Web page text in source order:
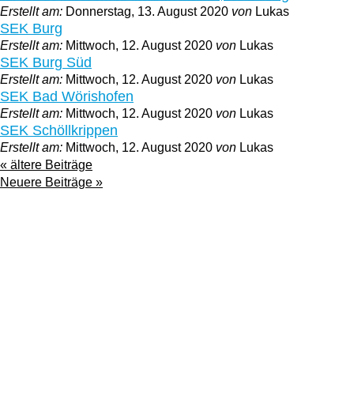
Erstellt am: Donnerstag, 13. August 2020 von Lukas
SEK Burg
Erstellt am: Mittwoch, 12. August 2020 von Lukas
SEK Burg Süd
Erstellt am: Mittwoch, 12. August 2020 von Lukas
SEK Bad Wörishofen
Erstellt am: Mittwoch, 12. August 2020 von Lukas
SEK Schöllkrippen
Erstellt am: Mittwoch, 12. August 2020 von Lukas
« ältere Beiträge
Neuere Beiträge »